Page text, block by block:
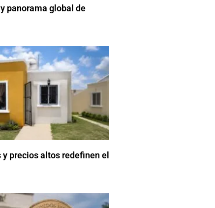
panorama global de
precios altos redefinen el